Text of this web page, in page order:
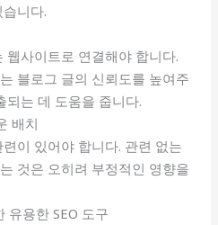
니다.
웹사이트로 연결해야 합니다.
블로그 글의 신뢰도를 높여주
되는 데 도움을 줍니다.
배치
이 있어야 합니다. 관련 없는
것은 오히려 부정적인 영향을
유용한 SEO 도구